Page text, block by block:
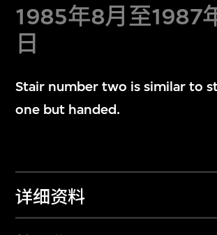
1985年8月至1987
日
Stair number two is similar to
one but handed.
详细资料